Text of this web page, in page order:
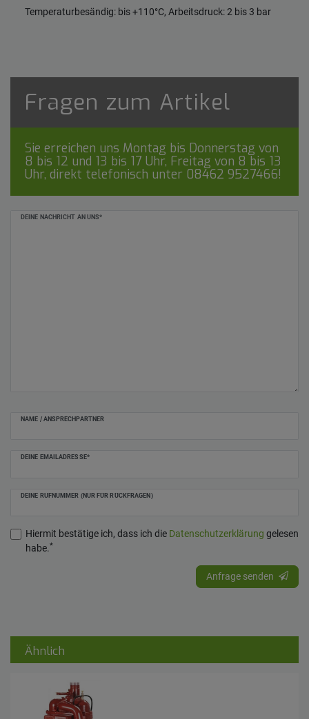
Temperaturbesändig: bis +110°C, Arbeitsdruck: 2 bis 3 bar
Fragen zum Artikel
Sie erreichen uns Montag bis Donnerstag von
8 bis 12 und 13 bis 17 Uhr, Freitag von 8 bis 13
Uhr, direkt telefonisch unter 08462 9527466!
DEINE NACHRICHT AN UNS*
NAME / ANSPRECHPARTNER
DEINE EMAILADRESSE*
DEINE RUFNUMMER (NUR FÜR RÜCKFRAGEN)
Hiermit bestätige ich, dass ich die Daten­schutz­erklärung gelesen
habe.*
Ceres::Template.mailFormHoneypotLabel
Anfrage senden
Ähnlich